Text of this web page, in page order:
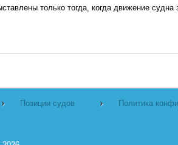
только тогда, когда движение
Позиции судов Политика